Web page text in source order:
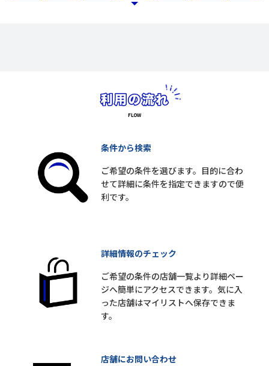
条件から検索
ご希望の条件を選びます。目的に合わ
せて詳細に条件を指定できますので便
利です。
詳細情報のチェック
ご希望の条件の店舗一覧より詳細ペー
ジへ簡単にアクセスできます。気に入
った店舗はマイリストへ保存できま
す。
店舗にお問い合わせ